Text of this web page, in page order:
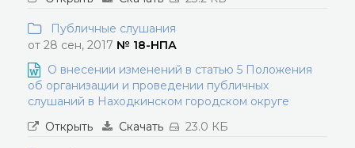
Публичные слушания
от 28 сен, 2017 № 18-НПА
О внесении изменений в статью 5 Положения
об организации и проведении публичных
слушаний в Находкинском городском округе
Открыть
Скачать 23.0 КБ